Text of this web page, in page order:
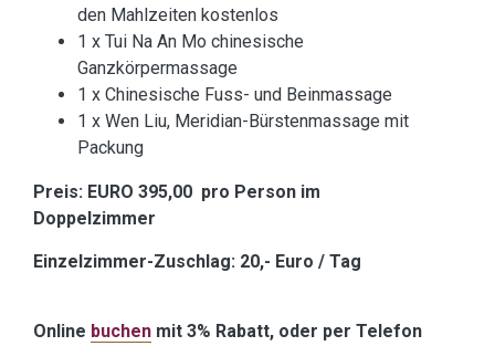
den Mahlzeiten kostenlos
1 x Tui Na An Mo chinesische
Ganzkörpermassage
1 x Chinesische Fuss- und Beinmassage
1 x Wen Liu, Meridian-Bürstenmassage mit
Packung
Preis: EURO 395,00 pro Person im
Doppelzimmer
Einzelzimmer-Zuschlag: 20,- Euro / Tag
Online buchen mit 3% Rabatt, oder per Telefon